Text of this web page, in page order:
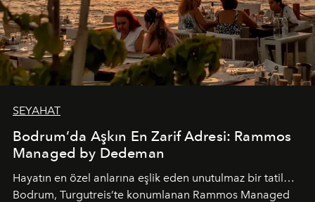
SEYAHAT
Bodrum’da Aşkın En Zarif Adresi: Rammos
Managed by Dedeman
Hayatın en özel anlarına eşlik eden unutulmaz bir tatil…
Bodrum, Turgutreis’te konumlanan Rammos Managed